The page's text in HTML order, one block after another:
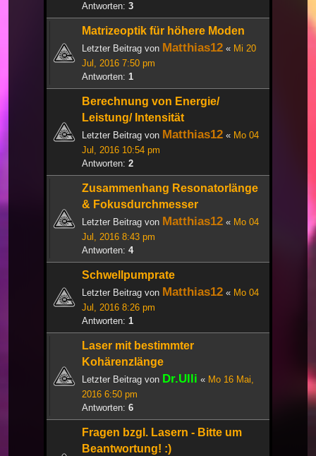
Antworten: 3
Matrizeoptik für höhere Moden
Letzter Beitrag von Matthias12 « Mi 20
Jul, 2016 7:50 pm
Antworten: 1
Berechnung von Energie/
Leistung/ Intensität
Letzter Beitrag von Matthias12 « Mo 04
Jul, 2016 10:54 pm
Antworten: 2
Zusammenhang Resonatorlänge
& Fokusdurchmesser
Letzter Beitrag von Matthias12 « Mo 04
Jul, 2016 8:43 pm
Antworten: 4
Schwellpumprate
Letzter Beitrag von Matthias12 « Mo 04
Jul, 2016 8:26 pm
Antworten: 1
Laser mit bestimmter
Kohärenzlänge
Letzter Beitrag von Dr.Ulli « Mo 16 Mai,
2016 6:50 pm
Antworten: 6
Fragen bzgl. Lasern - Bitte um
Beantwortung! :)